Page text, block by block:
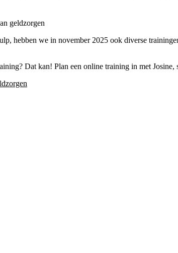
geldzorgen
hebben we in november 2025 ook diverse
Dat kan! Plan een online training in met